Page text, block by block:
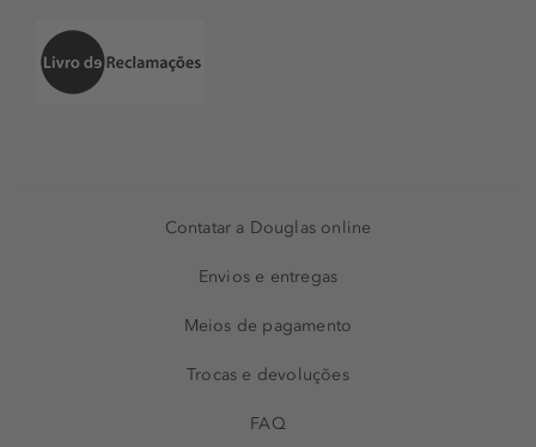
Contatar a Douglas online
Envios e entregas
Meios de pagamento
Trocas e devoluções
FAQ